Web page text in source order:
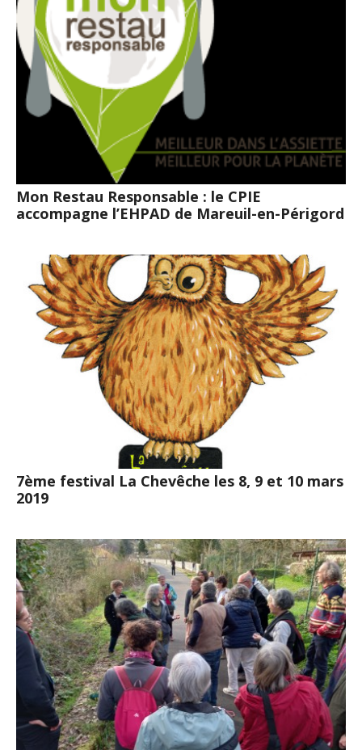
Mon Restau Responsable : le CPIE
accompagne l’EHPAD de Mareuil-en-Périgord
7ème festival La Chevêche les 8, 9 et 10 mars
2019